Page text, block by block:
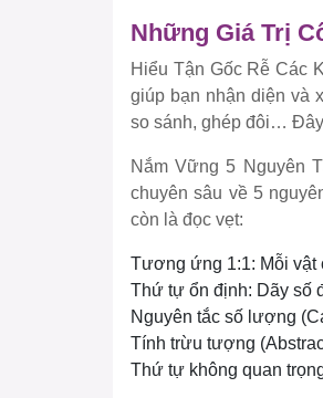
Những Giá Trị
Hiểu Tận Gốc Rễ Các
giúp bạn nhận diện và
so sánh, ghép đôi…
Nắm Vững 5 Nguyên
chuyên sâu về 5
còn là đọc vẹt:
Tương ứng 1:1: Mỗi vật
Thứ tự ổn định: Dãy số
Nguyên tắc số lượng
Tính trừu tượng
Thứ tự không quan